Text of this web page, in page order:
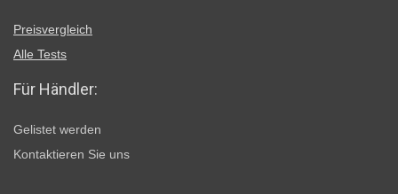
Preisvergleich
Alle Tests
Für Händler:
Gelistet werden
Kontaktieren Sie uns